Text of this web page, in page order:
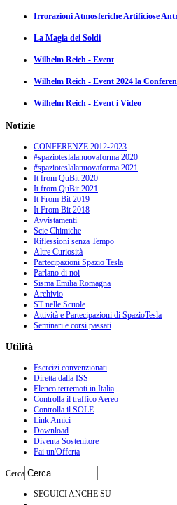
Irrorazioni Atmosferiche Artificiose
La Magia dei Soldi
Wilhelm Reich - Event
Wilhelm Reich - Event 2024 la
Wilhelm Reich - Event i Video
Notizie
CONFERENZE 2012-2023
#spazioteslalanuovaforma 2020
#spazioteslalanuovaforma 2021
It from QuBit 2020
It from QuBit 2021
It From Bit 2019
It From Bit 2018
Avvistamenti
Scie Chimiche
Riflessioni senza Tempo
Altre Curiosità
Partecipazioni Spazio Tesla
Parlano di noi
Sisma Emilia Romagna
Archivio
ST nelle Scuole
Attività e Partecipazioni di SpazioTesla
Seminari e corsi passati
Utilità
Esercizi convenzionati
Diretta dalla ISS
Elenco terremoti in Italia
Controlla il traffico Aereo
Controlla il SOLE
Link Amici
Download
Diventa Sostenitore
Fai un'Offerta
Cerca
SEGUICI ANCHE SU